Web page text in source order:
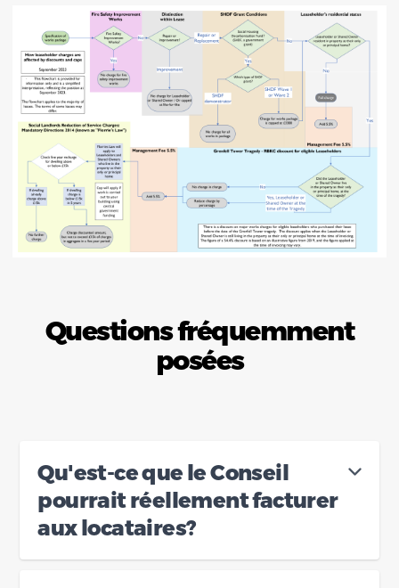
Questions fréquemment
posées
Qu'est-ce que le Conseil
pourrait réellement facturer
aux locataires?